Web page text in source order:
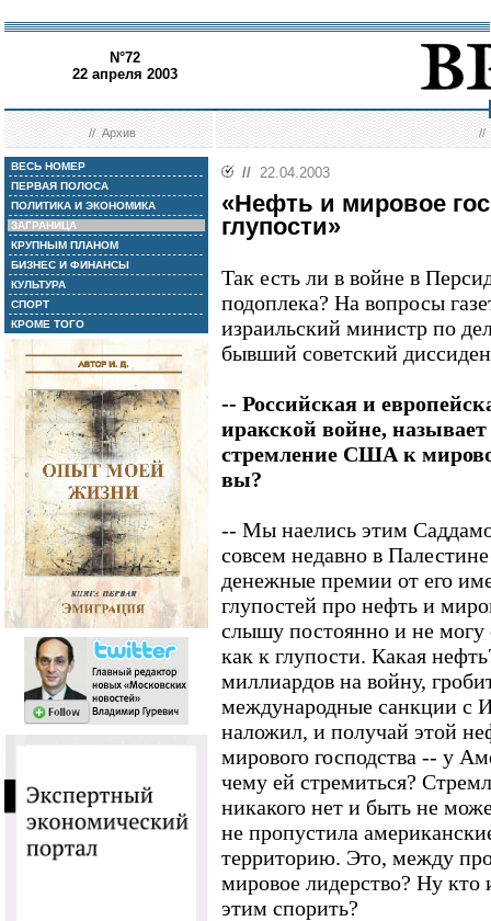
N°72
22 апреля 2003
//Архив //
ВЕСЬ НОМЕР
ПЕРВАЯ ПОЛОСА
ПОЛИТИКА И ЭКОНОМИКА
ЗАГРАНИЦА
КРУПНЫМ ПЛАНОМ
БИЗНЕС И ФИНАНСЫ
КУЛЬТУРА
СПОРТ
КРОМЕ ТОГО
// 22.04.2003
«Нефть и мировое
глупости»
Так есть ли в войне в
подоплека? На вопросы
израильский министр по
бывший советский
-- Российская и
иракской войне,
стремление США к
вы?
-- Мы наелись этим
совсем недавно в
денежные премии от его
глупостей про нефть и
слышу постоянно и не могу
как к глупости. Какая
миллиардов на войну,
международные санкции с
наложил, и получай этой
мирового господства -- у
чему ей стремиться?
никакого нет и быть не
не пропустила
территорию. Это, между
мировое лидерство? Ну
этим спорить?